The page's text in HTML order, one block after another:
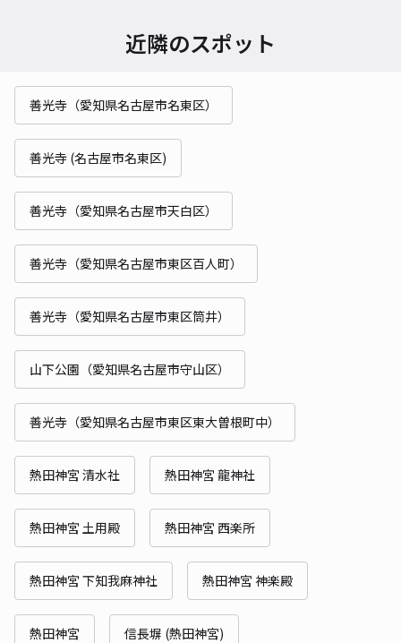
近隣のスポット
善光寺（愛知県名古屋市名東区）
善光寺 (名古屋市名東区)
善光寺（愛知県名古屋市天白区）
善光寺（愛知県名古屋市東区百人町）
善光寺（愛知県名古屋市東区筒井）
山下公園（愛知県名古屋市守山区）
善光寺（愛知県名古屋市東区東大曽根町中）
熱田神宮 清水社 熱田神宮 龍神社
熱田神宮 土用殿 熱田神宮 西楽所
熱田神宮 下知我麻神社 熱田神宮 神楽殿
熱田神宮 信長塀 (熱田神宮)